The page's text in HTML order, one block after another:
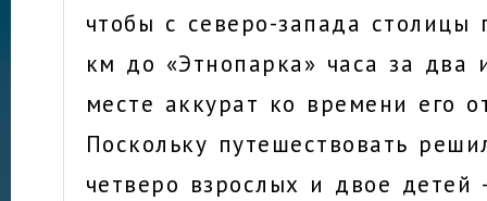
чтобы с северо-запада столицы
км до «Этнопарка» часа за два
месте аккурат ко времени его
Поскольку путешествовать
четверо взрослых и двое детей